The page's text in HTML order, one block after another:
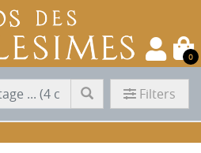
0
Filters